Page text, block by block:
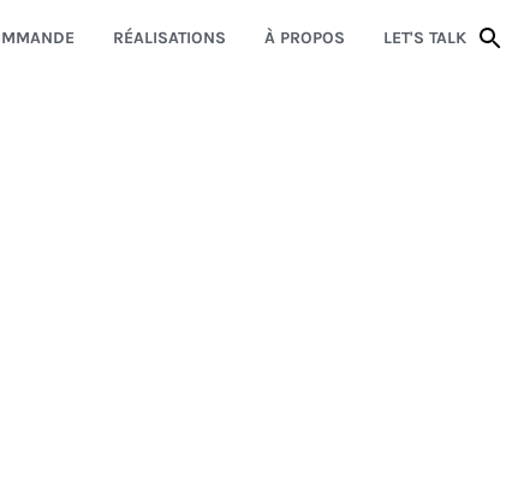
RÉALISATIONS À PROPOS LET'S TALK